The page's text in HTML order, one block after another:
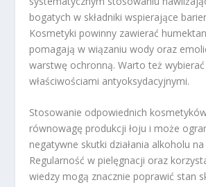
bogatych w składniki wspierające
Kosmetyki powinny zawierać
pomagają w wiązaniu wody oraz
warstwę ochronną. Warto też
właściwościami antyoksydacyjnymi.
Stosowanie odpowiednich
równowagę produkcji łoju i może
negatywne skutki działania alkoholu
Regularność w pielęgnacji oraz
wiedzy mogą znacznie poprawić stan